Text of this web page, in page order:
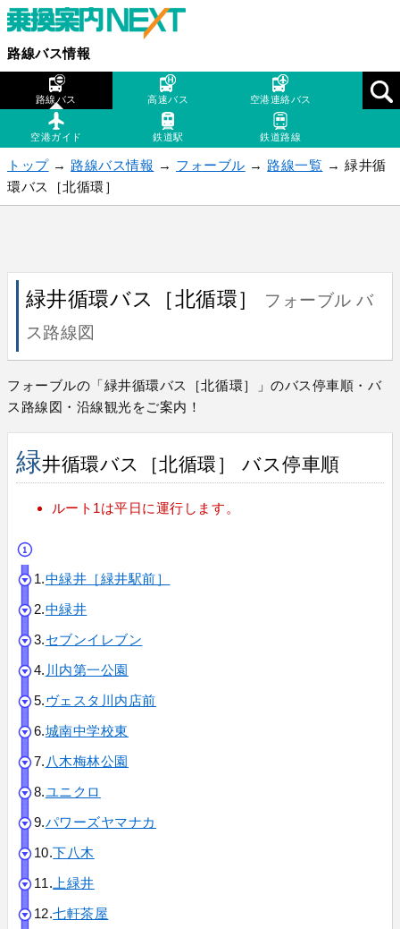
路線バス情報
路線バス 高速バス 空港連絡バス
空港ガイド 鉄道駅 鉄道路線
トップ→ 路線バス情報 → フォーブル → 路線一覧 → 緑井循
環バス［北循環］
緑井循環バス［北循環］
フォーブル バ
ス路線図
フォーブルの「緑井循環バス［北循環］」のバス停車順・バ
ス路線図・沿線観光をご案内！
緑井循環バス［北循環］ バス停車順
ルート1は平日に運行します。
1.中緑井［緑井駅前］
2.中緑井
3.セブンイレブン
4. 川内第一公園
5.ヴェスタ川内店前
6.城南中学校東
7. 八木梅林公園
8.ユニクロ
9.パワーズヤマナカ
10.下八木
11.上緑井
12.七軒茶屋